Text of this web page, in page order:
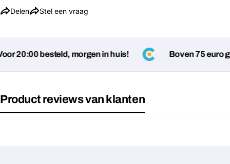
Delen Delen
Stel een vraag
Jouw
20:00 besteld, morgen in huis! Boven 75 euro
Product reviews van klanten